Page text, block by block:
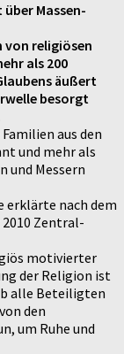
Massen-
von religiösen
als 200
äußert
besorgt
aus den
und mehr als
und Messern
erklärte nach dem
2010 Zentral-
motivierter
der Religion ist
alle Beteiligten
den
um Ruhe und